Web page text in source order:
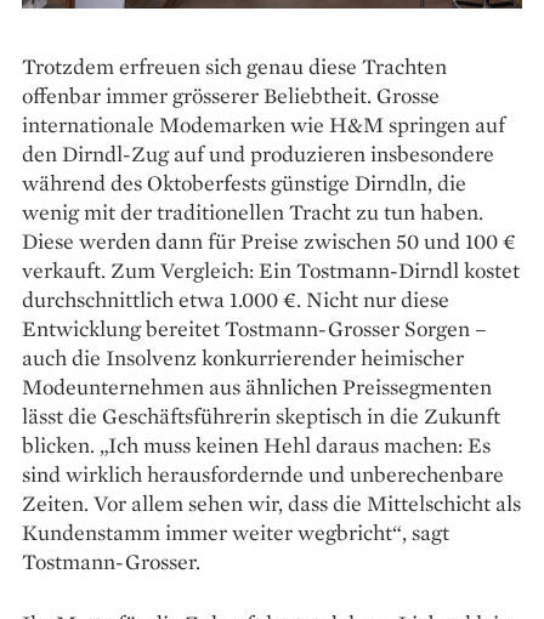
Trotzdem erfreuen sich genau diese Trachten
offenbar immer grösserer Beliebtheit. Grosse
internationale Modemarken wie H&M springen auf
den Dirndl-Zug auf und produzieren insbesondere
während des Oktoberfests günstige Dirndln, die
wenig mit der ­traditionellen Tracht zu tun haben.
Diese werden dann für Preise zwischen 50 und 100 €
verkauft. Zum Vergleich: Ein Tostmann-Dirndl kostet
durchschnittlich etwa 1.000 €. Nicht nur diese
Entwicklung ­be­reitet Tostmann-Grosser Sorgen –
auch die Insolvenz konkurrierender heimischer
Mode­unternehmen aus ähnlichen Preissegmenten
lässt die Geschäfts­führerin skeptisch in die ­Zukunft
blicken. „Ich muss keinen Hehl daraus machen: Es
sind wirklich herausfordernde und unberechenbare
Zeiten. Vor allem sehen wir, dass die Mittelschicht als
Kundenstamm immer weiter wegbricht“, sagt
Tostmann-Grosser.